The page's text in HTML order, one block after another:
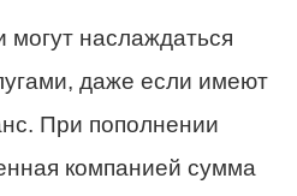
могут наслаждаться
даже если имеют
При пополнении
компанией сумма